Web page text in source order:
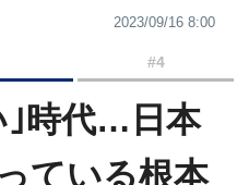
2023/09/16 8:00
#4
｣時代…日本
ている根本